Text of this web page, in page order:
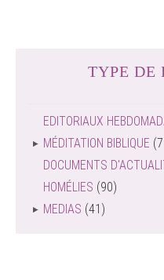
TYPE DE
EDITORIAUX
MÉDITATION BIBLIQUE
DOCUMENTS
HOMÉLIES (90)
MEDIAS (41)